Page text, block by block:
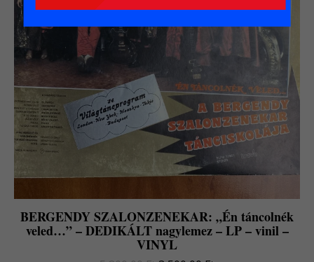
BERGENDY SZALONZENEKAR: „Én táncolnék
veled…” – DEDIKÁLT nagylemez – LP – vinil –
VINYL